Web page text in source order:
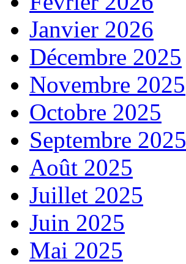
Janvier 2026
Décembre 2025
Novembre 2025
Octobre 2025
Septembre 2025
Août 2025
Juillet 2025
Juin 2025
Mai 2025